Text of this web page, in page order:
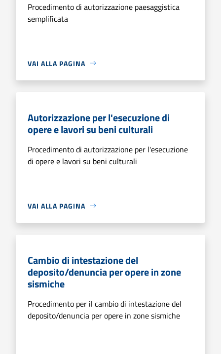
Procedimento di autorizzazione paesaggistica
semplificata
VAI ALLA PAGINA
Autorizzazione per l'esecuzione di
opere e lavori su beni culturali
Procedimento di autorizzazione per l'esecuzione
di opere e lavori su beni culturali
VAI ALLA PAGINA
Cambio di intestazione del
deposito/denuncia per opere in zone
sismiche
Procedimento per il cambio di intestazione del
deposito/denuncia per opere in zone sismiche